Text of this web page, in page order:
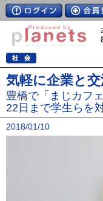
気軽に企業と交
豊橋で「まじカフ
22日まで学生らを
2018/01/10